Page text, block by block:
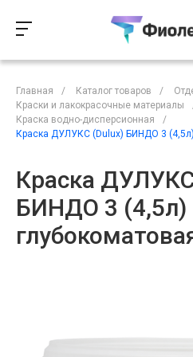
Главная / Каталог товаров /
Краски и лакокрасочные материалы
Краска водно-дисперсионная
/
Краска ДУЛУКС (Dulux) БИНДО 3
Краска
БИНДО 3 (4,5л)